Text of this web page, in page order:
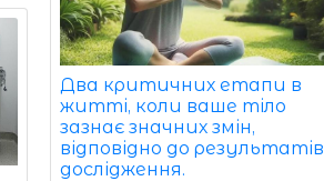
Два критичних етапи в
житті, коли ваше тіло
зазнає значних змін,
відповідно до результатів
дослідження.